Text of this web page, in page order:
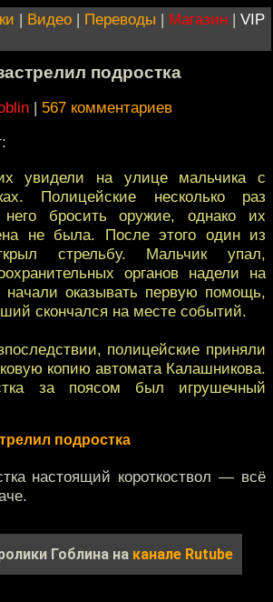
| Видео | Переводы | Магазин | VIP
подростка
| 567 комментариев
увидели на улице мальчика с
Полицейские несколько раз
него бросить оружие, однако их
не была. После этого один из
стрельбу. Мальчик упал,
органов надели на
начали оказывать первую помощь,
скончался на месте событий.
полицейские приняли
копию автомата Калашникова.
за поясом был игрушечный
подростка
настоящий короткоствол — всё
Гоблина на канале Rutube